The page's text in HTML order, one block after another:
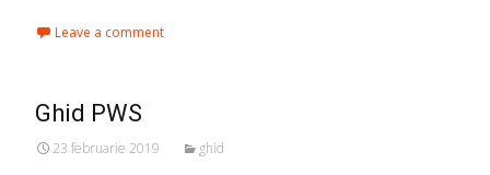
Leave a comment
Ghid PWS
23 februarie 2019 ghid